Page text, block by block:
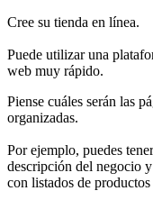
Cree su tienda en línea.
Puede utilizar una
web muy rápido.
Piense cuáles serán las
organizadas.
Por ejemplo, puedes
descripción del negocio
con listados de